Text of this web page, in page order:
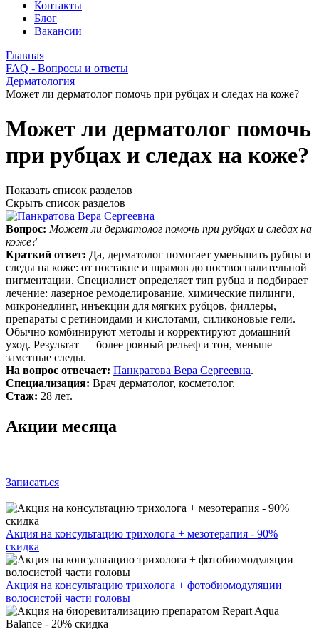
Контакты
Блог
Вакансии
Главная
FAQ - Вопросы и ответы
Дерматология
Может ли дерматолог помочь при рубцах и следах на коже?
Может ли дерматолог помочь
при рубцах и следах на коже?
Показать список разделов
Скрыть список разделов
Вопрос: Может ли дерматолог помочь при рубцах и следах на
коже?
Краткий ответ: Да, дерматолог помогает уменьшить рубцы и
следы на коже: от постакне и шрамов до поствоспалительной
пигментации. Специалист определяет тип рубца и подбирает
лечение: лазерное ремоделирование, химические пилинги,
микронедлинг, инъекции для мягких рубцов, филлеры,
препараты с ретиноидами и кислотами, силиконовые гели.
Обычно комбинируют методы и корректируют домашний
уход. Результат — более ровный рельеф и тон, меньше
заметные следы.
На вопрос отвечает: Панкратова Вера Сергеевна.
Специализация: Врач дерматолог, косметолог.
Стаж: 28 лет.
Акции месяца
Записаться
Акция на консультацию трихолога + мезотерапия - 90%
скидка
Акция на консультацию трихолога + фотобиомодуляции
волосистой части головы